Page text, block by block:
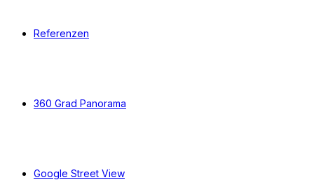
Referenzen
360 Grad Panorama
Google Street View